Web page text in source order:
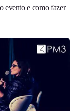
evento e como fazer